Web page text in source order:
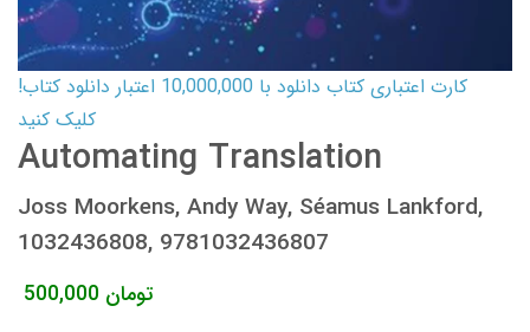
کارت اعتباری کتاب دانلود با 10,000,000 اعتبار دانلود کتاب!
کلیک کنید
Automating Translation
Joss Moorkens, Andy Way, Séamus Lankford,
1032436808, 9781032436807
500,000 تومان